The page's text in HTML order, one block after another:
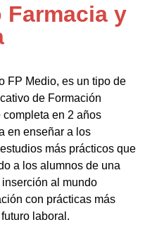
Farmacia y
FP Medio, es un tipo de
de Formación
en 2 años
en enseñar a los
más prácticos que
a los alumnos de una
al mundo
con prácticas más
laboral.